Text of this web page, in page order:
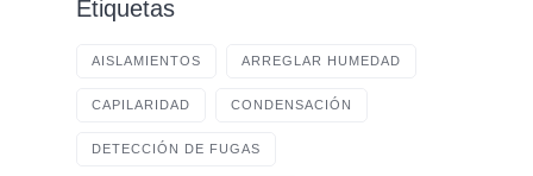
Etiquetas
AISLAMIENTOS ARREGLAR HUMEDAD
CAPILARIDAD CONDENSACIÓN
DETECCIÓN DE FUGAS